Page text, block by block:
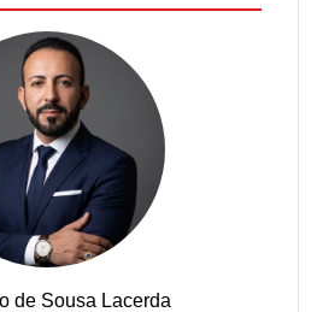
de Sousa Lacerda